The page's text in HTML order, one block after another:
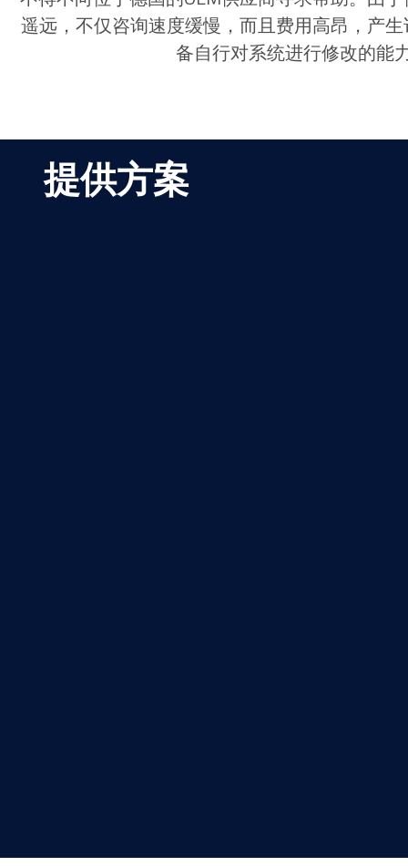
遥远，不仅咨询速度缓慢，而且费用高昂，产
备自行对系统进行修改的能
提供方案